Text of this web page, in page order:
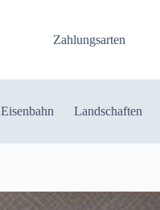
Zahlungsarten
Eisenbahn Landschaften